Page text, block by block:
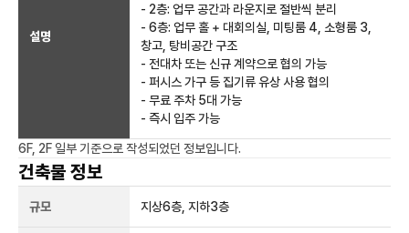
설명
- 2층: 업무 공간과 라운지로 절반씩 분리
- 6층: 업무 홀 + 대회의실, 미팅룸 4, 소형룸 3,
창고, 탕비공간 구조
- 전대차 또는 신규 계약으로 협의 가능
- 퍼시스 가구 등 집기류 유상 사용 협의
- 무료 주차 5대 가능
- 즉시 입주 가능
6F, 2F 일부 기준으로 작성되었던 정보입니다.
건축물 정보
규모 지상6층, 지하3층